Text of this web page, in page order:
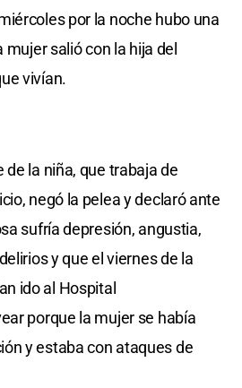
por la noche hubo una
mujer salió con la hija del
vivían.
de la niña, que trabaja de
negó la pelea y declaró ante
sufría depresión, angustia,
y que el viernes de la
ido al Hospital
porque la mujer se había
y estaba con ataques de